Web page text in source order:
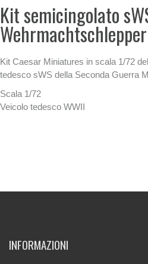
Kit semicingolato
Kit Caesar Miniatures in scala 1/72
tedesco sWS della Seconda Guerra
Scala 1/72
Veicolo tedesco WWII
INFORMAZIONI